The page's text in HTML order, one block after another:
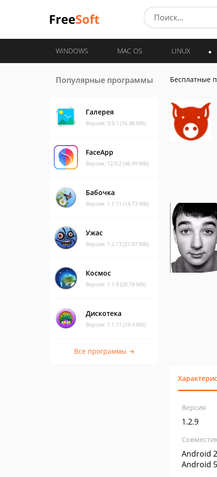
WINDOWS MAC OS LINUX
Популярные программы
Галерея
Версия: 3.9.1 (16.48 МБ)
FaceApp
Версия: 12.9.2 (46.99 МБ)
Бабочка
Версия: 1.1.11 (14.73 МБ)
Ужас
Версия: 1.2.13 (21.87 МБ)
Космос
Версия: 1.1.9 (20.74 МБ)
Дискотека
Версия: 1.1.11 (19.4 МБ)
Все программы →
Бесплатные
Версия
1.2.9
Android
Android